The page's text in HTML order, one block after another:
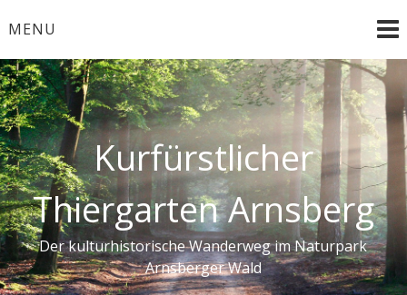
toMENU
Kurfürstlicher
Thiergarten Arnsberg
Der kulturhistorische Wanderweg im Naturpark
Arnsberger Wald